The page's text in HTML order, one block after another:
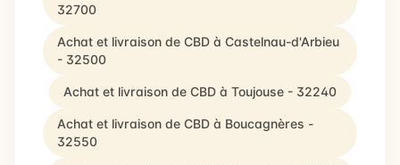
32700
Achat et livraison de CBD à Castelnau-d'Arbieu
- 32500
Achat et livraison de CBD à Toujouse - 32240
Achat et livraison de CBD à Boucagnères -
32550